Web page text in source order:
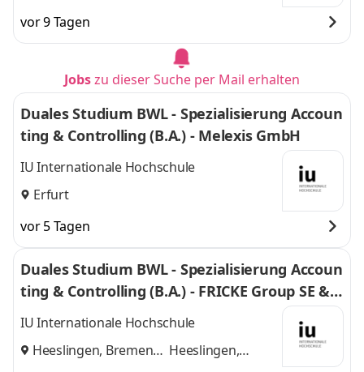
vor 9 Tagen
Jobszu dieser Suche per Mail erhalten
Duales Studium BWL - Spezialisierung Accoun
ting & Controlling (B.A.) - Melexis GmbH
IU Internationale Hochschule
Erfurt
vor 5 Tagen
Duales Studium BWL - Spezialisierung Accoun
ting & Controlling (B.A.) - FRICKE Group SE & C
o. KG
IU Internationale Hochschule
Heeslingen, Bremen
Heeslingen,